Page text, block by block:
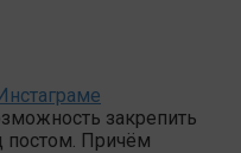
закрепить
постом. Причём